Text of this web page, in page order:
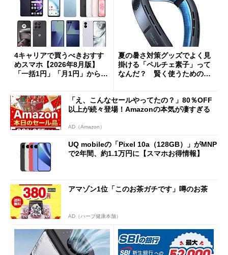
4キャリアで買うべきおすす
めスマホ【2026年8月版】
「一括1円」「月1円」からお
夏の暑さ対策グッズでよく見
掛ける「ペルチェ素子」って
なんだ？ 賢く使うための注
「え、こんなセールやってたの？」80％OFF
以上が続々登場！Amazonの本気が凄すぎる
AD（Amazon）
UQ mobileの「Pixel 10a（128GB）」がMNP
で2年間、約1.1万円に【スマホお得情報】
アマゾン1位「このお茶ガチです」噂のお茶
AD（ハーブ健康本舗）